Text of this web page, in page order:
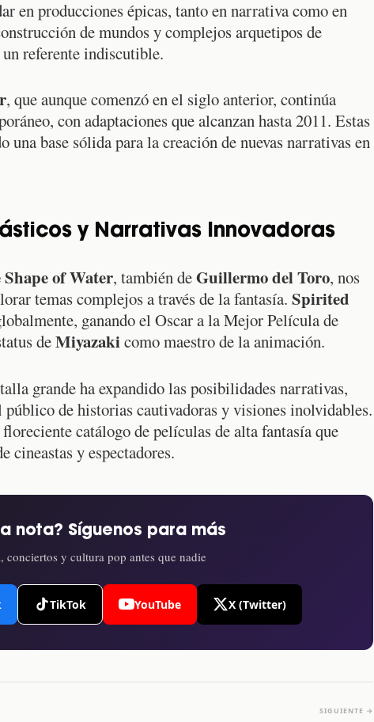
en producciones épicas, tanto en narrativa como en
de mundos y complejos arquetipos de
referente indiscutible.
, que aunque comenzó en el siglo anterior, continúa
con adaptaciones que alcanzan hasta 2011. Estas
base sólida para la creación de nuevas narrativas en
y Narrativas Innovadoras
of Water, también deGuillermo del Toro, nos
temas complejos a través de la fantasía. Spirited
ganando el Oscar a la Mejor Película de
deMiyazakicomo maestro de la animación.
grande ha expandido las posibilidades narrativas,
público de historias cautivadoras y visiones inolvidables.
catálogo de películas de alta fantasía que
cineastas y espectadores.
nota? Síguenos para más
conciertos y cultura pop antes que nadie
TikTok YouTube X (Twitter)
SIGUIENTE →